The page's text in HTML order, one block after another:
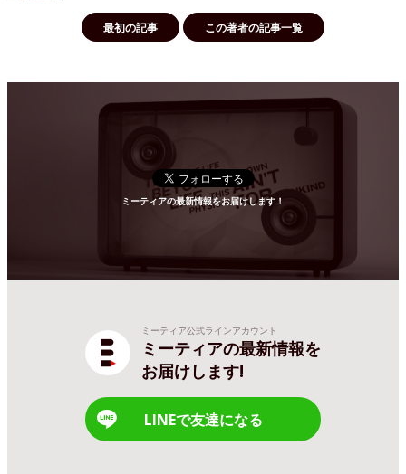
最初の記事 この著者の記事一覧
ミーティアの最新情報をお届けします！
ミーティア公式ラインアカウント
ミーティアの最新情報を
お届けします!
LINEで友達になる